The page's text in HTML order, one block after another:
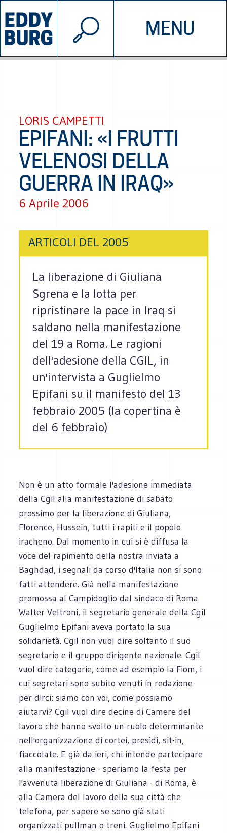
MENU
INIZIATIVE CHI SIAMO
© 2026 EDDYBURG
LORIS CAMPETTI
EPIFANI: «I FRUTTI
VELENOSI DELLA
GUERRA IN IRAQ»
6 Aprile 2006
ARTICOLI DEL 2005
La liberazione di Giuliana
Sgrena e la lotta per
ripristinare la pace in Iraq si
saldano nella manifestazione
del 19 a Roma. Le ragioni
dell'adesione della CGIL, in
un'intervista a Guglielmo
Epifani su il manifesto del 13
febbraio 2005 (la copertina è
del 6 febbraio)
Non è un atto formale l'adesione immediata
della Cgil alla manifestazione di sabato
prossimo per la liberazione di Giuliana,
Florence, Hussein, tutti i rapiti e il popolo
iracheno. Dal momento in cui si è diffusa la
voce del rapimento della nostra inviata a
Baghdad, i segnali da corso d'Italia non si sono
fatti attendere. Già nella manifestazione
promossa al Campidoglio dal sindaco di Roma
Walter Veltroni, il segretario generale della Cgil
Guglielmo Epifani aveva portato la sua
solidarietà. Cgil non vuol dire soltanto il suo
segretario e il gruppo dirigente nazionale. Cgil
vuol dire categorie, come ad esempio la Fiom, i
cui segretari sono subito venuti in redazione
per dirci: siamo con voi, come possiamo
aiutarvi? Cgil vuol dire decine di Camere del
lavoro che hanno svolto un ruolo determinante
nell'organizzazione di cortei, presìdi, sit-in,
fiaccolate. E già da ieri, chi intende partecipare
alla manifestazione - speriamo la festa per
l'avvenuta liberazione di Giuliana - di Roma, è
alla Camera del lavoro della sua città che
telefona, per sapere se sono già stati
organizzati pullman o treni. Guglielmo Epifani